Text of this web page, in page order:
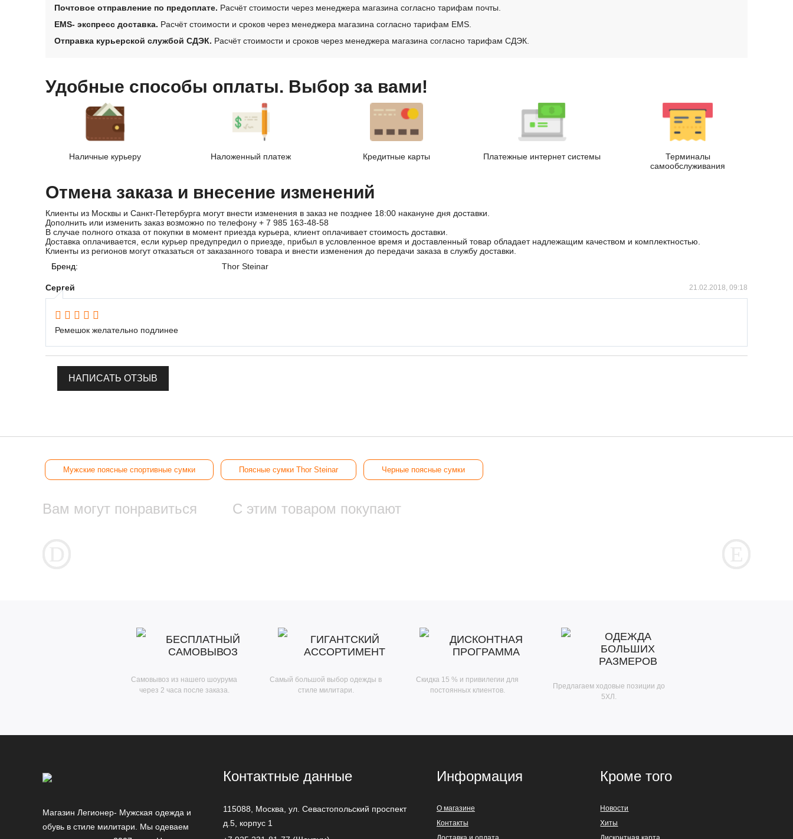
Почтовое отправление по предоплате. Расчёт стоимости через менеджера магазина согласно тарифам почты.
EMS- экспресс доставка. Расчёт стоимости и сроков через менеджера магазина согласно тарифам EMS.
Отправка курьерской службой СДЭК. Расчёт стоимости и сроков через менеджера магазина согласно тарифам СДЭК.
Удобные способы оплаты. Выбор за вами!
Наличные курьеру Наложенный платеж Кредитные карты Платежные интернет системы
Терминалы
самообслуживания
Отмена заказа и внесение изменений
Клиенты из Москвы и Санкт-Петербурга могут внести изменения в заказ не позднее 18:00 накануне дня доставки.
Дополнить или изменить заказ возможно по телефону + 7 985 163-48-58
В случае полного отказа от покупки в момент приезда курьера, клиент оплачивает стоимость доставки.
Доставка оплачивается, если курьер предупредил о приезде, прибыл в условленное время и доставленный товар обладает надлежащим качеством и комплектностью.
Клиенты из регионов могут отказаться от заказанного товара и внести изменения до передачи заказа в службу доставки.
Бренд:
Thor Steinar
Сергей 21.02.2018, 09:18
Ремешок желательно подлинее
НАПИСАТЬ ОТЗЫВ
Мужские поясные спортивные сумки Поясные сумки Thor Steinar Черные поясные сумки
Вам могут понравиться С этим товаром покупают
БЕСПЛАТНЫЙ
САМОВЫВОЗ
Самовывоз из нашего шоурума
через 2 часа после заказа.
ГИГАНТСКИЙ
АССОРТИМЕНТ
Самый большой выбор одежды в
стиле милитари.
ДИСКОНТНАЯ
ПРОГРАММА
Скидка 15 % и привилегии для
постоянных клиентов.
ОДЕЖДА
БОЛЬШИХ
РАЗМЕРОВ
Предлагаем ходовые позиции до
5ХЛ.
Магазин Легионер- Мужская одежда и
обувь в стиле милитари. Мы одеваем
Контактные данные
115088, Москва ,ул. Севастопольский проспект
д.5, корпус 1
Информация
О магазине
Контакты
Кроме того
Новости
Хиты